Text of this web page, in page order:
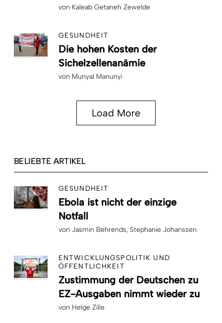
von Kaleab Getaneh Zewelde
GESUNDHEIT
Die hohen Kosten der
Sichelzellenanämie
von Munyal Manunyi
Load More
BELIEBTE ARTIKEL
GESUNDHEIT
Ebola ist nicht der einzige
Notfall
von Jasmin Behrends Stephanie Johanssen
ENTWICKLUNGSPOLITIK UND
ÖFFENTLICHKEIT
Zustimmung der Deutschen zu
EZ-Ausgaben nimmt wieder zu
von Helge Zille